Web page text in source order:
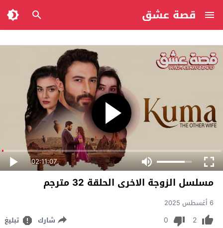
قصة عشق
02:11:07
مسلسل الزوجة الاخرى الحلقة 32 مترجم
6 أغسطس 2025
2
0 شارك تبليغ